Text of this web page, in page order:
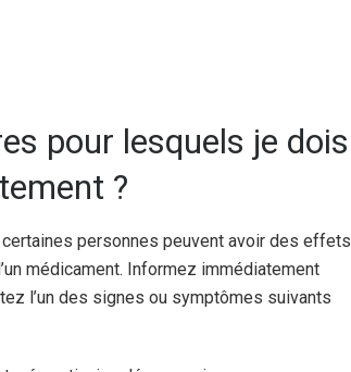
pour lesquels je dois
?
certaines personnes peuvent avoir des effets
médicament. Informez immédiatement
l’un des signes ou symptômes suivants